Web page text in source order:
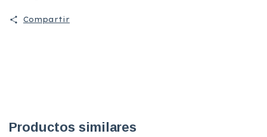
Compartir
Productos similares